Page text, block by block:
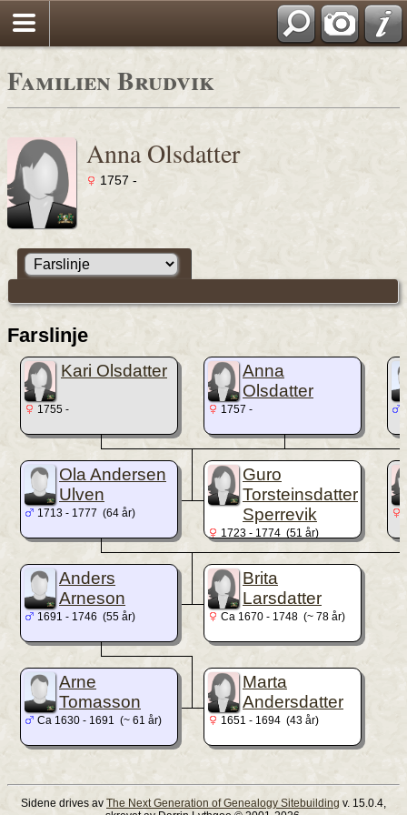
Familien Brudvik
Anna Olsdatter
1757 -
Farslinje
Kari Olsdatter
1755 -
Anna
Olsdatter
1757 -
Ola Andersen
Ulven
1713 - 1777 (64 år)
Guro
Torsteinsdatter
Sperrevik
1723 - 1774 (51 år)
Anders
Arneson
1691 - 1746 (55 år)
Brita
Larsdatter
Ca 1670 - 1748 (~ 78 år)
Arne
Tomasson
Ca 1630 - 1691 (~ 61 år)
Marta
Andersdatter
1651 - 1694 (43 år)
Sidene drives av The Next Generation of Genealogy Sitebuilding v. 15.0.4,